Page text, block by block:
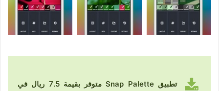
تطبيق Snap Palette متوفر بقيمة 7.5 ريال في